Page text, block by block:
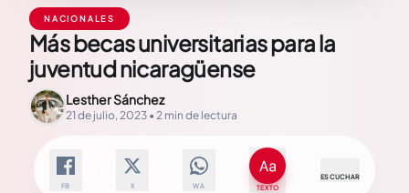
NACIONALES
Más becas universitarias para la
juventud nicaragüense
Lesther Sánchez
21 de julio, 2023 • 2 min de lectura
FB X WA TEXTO
ESCUCHAR